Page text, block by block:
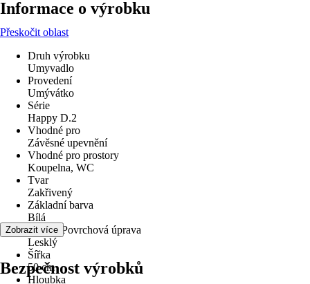
Informace o výrobku
Přeskočit oblast
Druh výrobku
Umyvadlo
Provedení
Umývátko
Série
Happy D.2
Vhodné pro
Závěsné upevnění
Vhodné pro prostory
Koupelna, WC
Tvar
Zakřivený
Základní barva
Bílá
Povrch/Povrchová úprava
Lesklý
Šířka
50 cm
Hloubka
Zobrazit více
Bezpečnost výrobků